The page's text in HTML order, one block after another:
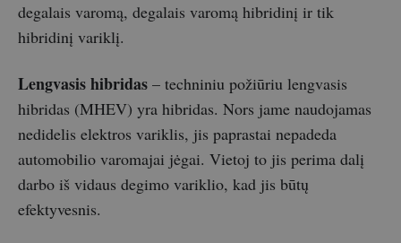
degalais varomą, degalais varomą hibridinį ir tik
hibridinį variklį.
Lengvasis hibridas – techniniu požiūriu lengvasis
hibridas (MHEV) yra hibridas. Nors jame naudojamas
nedidelis elektros variklis, jis paprastai nepadeda
automobilio varomajai jėgai. Vietoj to jis perima dalį
darbo iš vidaus degimo variklio, kad jis būtų
efektyvesnis.